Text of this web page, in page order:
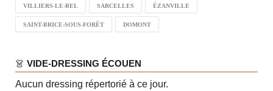
VILLIERS-LE-BEL SARCELLES ÉZANVILLE
SAINT-BRICE-SOUS-FORÊT DOMONT
👗 VIDE-DRESSING ÉCOUEN
Aucun dressing répertorié à ce jour.